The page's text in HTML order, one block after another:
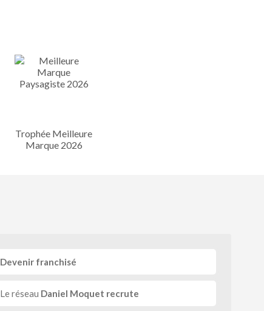
Trophée Meilleure
Marque 2026
Devenir franchisé
Le réseau Daniel Moquet recrute